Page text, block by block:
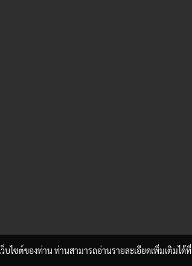
ไซต์ของท่าน ท่านสามารถอ่านรายละเอียดเพิ่มเติมได้ที่